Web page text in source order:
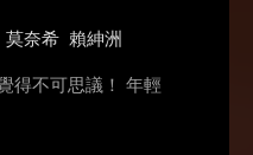
莫奈希 賴紳洲
得不可思議！ 年輕